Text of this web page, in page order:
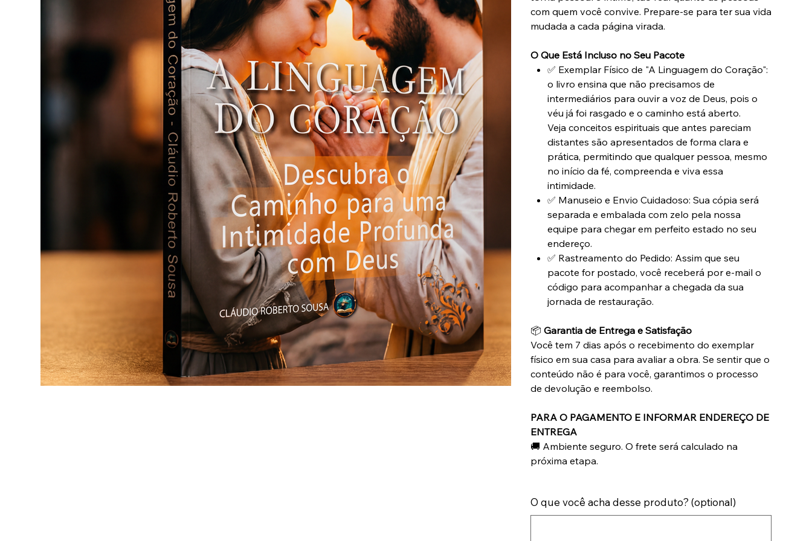
com quem você convive. Prepare-se para ter sua vida
mudada a cada página virada.
O Que Está Incluso no Seu Pacote
✅ Exemplar Físico de "A Linguagem do Coração":
o livro ensina que não precisamos de
intermediários para ouvir a voz de Deus, pois o
véu já foi rasgado e o caminho está aberto.
Veja conceitos espirituais que antes pareciam
distantes são apresentados de forma clara e
prática, permitindo que qualquer pessoa, mesmo
no início da fé, compreenda e viva essa
intimidade.
✅ Manuseio e Envio Cuidadoso: Sua cópia será
separada e embalada com zelo pela nossa
equipe para chegar em perfeito estado no seu
endereço.
✅ Rastreamento do Pedido: Assim que seu
pacote for postado, você receberá por e-mail o
código para acompanhar a chegada da sua
jornada de restauração.
📦 Garantia de Entrega e Satisfação
Você tem 7 dias após o recebimento do exemplar
físico em sua casa para avaliar a obra. Se sentir que o
conteúdo não é para você, garantimos o processo
de devolução e reembolso.
PARA O PAGAMENTO E INFORMAR ENDEREÇO DE
ENTREGA
🚚 Ambiente seguro. O frete será calculado na
próxima etapa.
O que você acha desse produto? (optional)